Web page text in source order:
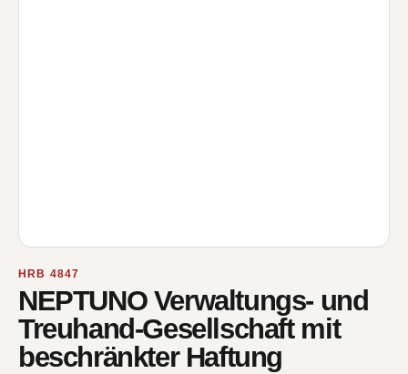
HRB 4847
NEPTUNO Verwaltungs- und
Treuhand-Gesellschaft mit
beschränkter Haftung